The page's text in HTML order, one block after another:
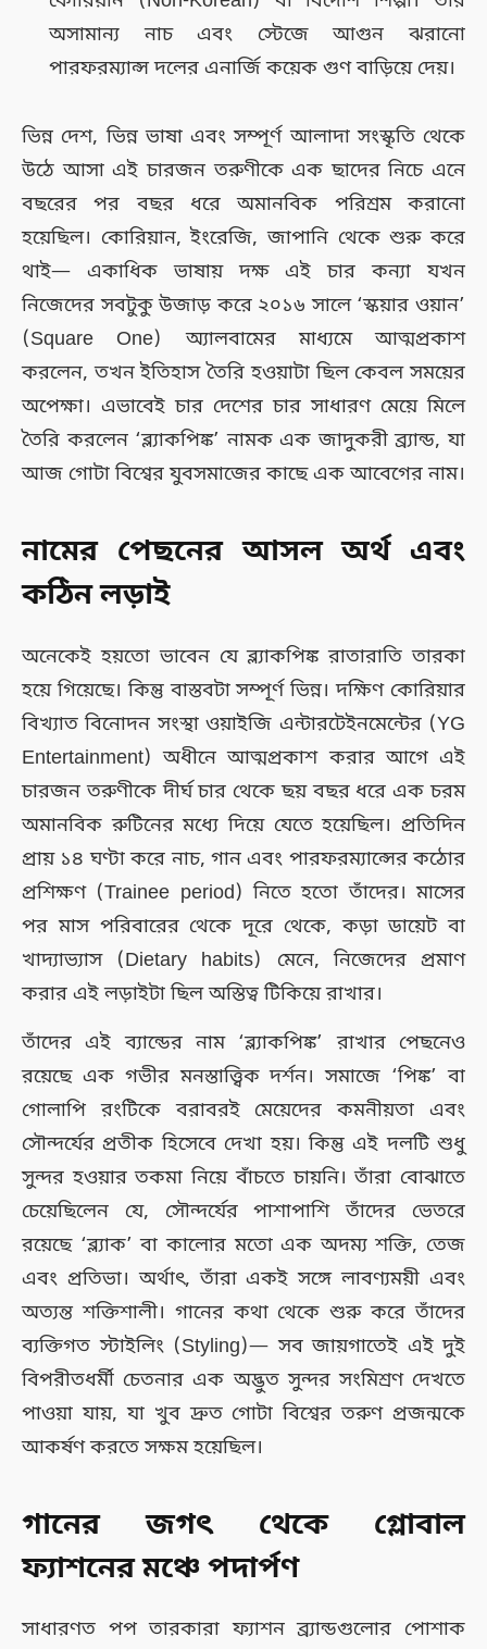
অসামান্য নাচ এবং স্টেজে আগুন ঝরানো
পারফরম্যান্স দলের এনার্জি কয়েক গুণ বাড়িয়ে দেয়।
ভিন্ন দেশ, ভিন্ন ভাষা এবং সম্পূর্ণ আলাদা সংস্কৃতি থেকে
উঠে আসা এই চারজন তরুণীকে এক ছাদের নিচে এনে
বছরের পর বছর ধরে অমানবিক পরিশ্রম করানো
হয়েছিল। কোরিয়ান, ইংরেজি, জাপানি থেকে শুরু করে
থাই— একাধিক ভাষায় দক্ষ এই চার কন্যা যখন
নিজেদের সবটুকু উজাড় করে ২০১৬ সালে ‘স্কয়ার ওয়ান’
(Square One) অ্যালবামের মাধ্যমে আত্মপ্রকাশ
করলেন, তখন ইতিহাস তৈরি হওয়াটা ছিল কেবল সময়ের
অপেক্ষা। এভাবেই চার দেশের চার সাধারণ মেয়ে মিলে
তৈরি করলেন ‘ব্ল্যাকপিঙ্ক’ নামক এক জাদুকরী ব্র্যান্ড, যা
আজ গোটা বিশ্বের যুবসমাজের কাছে এক আবেগের নাম।
নামের পেছনের আসল অর্থ এবং
কঠিন লড়াই
অনেকেই হয়তো ভাবেন যে ব্ল্যাকপিঙ্ক রাতারাতি তারকা
হয়ে গিয়েছে। কিন্তু বাস্তবটা সম্পূর্ণ ভিন্ন। দক্ষিণ কোরিয়ার
বিখ্যাত বিনোদন সংস্থা ওয়াইজি এন্টারটেইনমেন্টের (YG
Entertainment) অধীনে আত্মপ্রকাশ করার আগে এই
চারজন তরুণীকে দীর্ঘ চার থেকে ছয় বছর ধরে এক চরম
অমানবিক রুটিনের মধ্যে দিয়ে যেতে হয়েছিল। প্রতিদিন
প্রায় ১৪ ঘণ্টা করে নাচ, গান এবং পারফরম্যান্সের কঠোর
প্রশিক্ষণ (Trainee period) নিতে হতো তাঁদের। মাসের
পর মাস পরিবারের থেকে দূরে থেকে, কড়া ডায়েট বা
খাদ্যাভ্যাস (Dietary habits) মেনে, নিজেদের প্রমাণ
করার এই লড়াইটা ছিল অস্তিত্ব টিকিয়ে রাখার।
তাঁদের এই ব্যান্ডের নাম ‘ব্ল্যাকপিঙ্ক’ রাখার পেছনেও
রয়েছে এক গভীর মনস্তাত্ত্বিক দর্শন। সমাজে ‘পিঙ্ক’ বা
গোলাপি রংটিকে বরাবরই মেয়েদের কমনীয়তা এবং
সৌন্দর্যের প্রতীক হিসেবে দেখা হয়। কিন্তু এই দলটি শুধু
সুন্দর হওয়ার তকমা নিয়ে বাঁচতে চায়নি। তাঁরা বোঝাতে
চেয়েছিলেন যে, সৌন্দর্যের পাশাপাশি তাঁদের ভেতরে
রয়েছে ‘ব্ল্যাক’ বা কালোর মতো এক অদম্য শক্তি, তেজ
এবং প্রতিভা। অর্থাৎ, তাঁরা একই সঙ্গে লাবণ্যময়ী এবং
অত্যন্ত শক্তিশালী। গানের কথা থেকে শুরু করে তাঁদের
ব্যক্তিগত স্টাইলিং (Styling)— সব জায়গাতেই এই দুই
বিপরীতধর্মী চেতনার এক অদ্ভুত সুন্দর সংমিশ্রণ দেখতে
পাওয়া যায়, যা খুব দ্রুত গোটা বিশ্বের তরুণ প্রজন্মকে
আকর্ষণ করতে সক্ষম হয়েছিল।
গানের জগৎ থেকে গ্লোবাল
ফ্যাশনের মঞ্চে পদার্পণ
সাধারণত পপ তারকারা ফ্যাশন ব্র্যান্ডগুলোর পোশাক